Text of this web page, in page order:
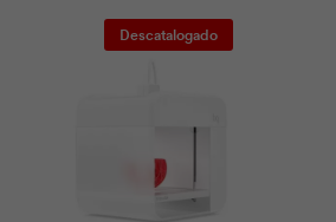
Descatalogado